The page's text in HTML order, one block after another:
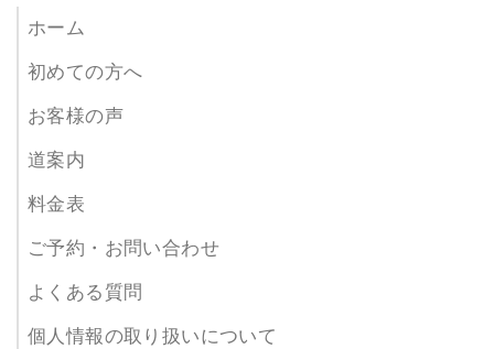
ホーム
初めての方へ
お客様の声
道案内
料金表
ご予約・お問い合わせ
よくある質問
個人情報の取り扱いについて